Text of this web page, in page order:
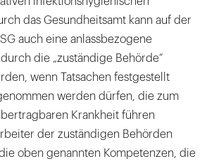
das Gesundheitsamt kann auf der
auch eine anlassbezogene
die „zuständige Behörde“
wenn Tatsachen festgestellt
werden dürfen, die zum
Krankheit führen
der zuständigen Behörden
oben genannten Kompetenzen, die